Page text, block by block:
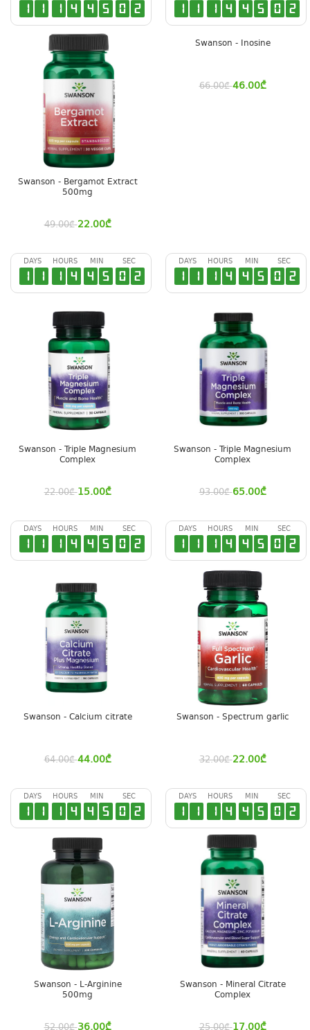
1 1 1 4 4 5 0 1
Swanson - Bergamot Extract
500mg
49.00₾ 22.00₾
1 1 1 4 4 5 0 1
Swanson - Inosine
66.00₾ 46.00₾
DAYS
1 1
HOURS
1 4
MIN
4 5
SEC
0 1
Swanson - Triple Magnesium
Complex
22.00₾ 15.00₾
DAYS
1 1
HOURS
1 4
MIN
4 5
SEC
0 1
Swanson - Triple Magnesium
Complex
93.00₾ 65.00₾
DAYS
1 1
HOURS
1 4
MIN
4 5
SEC
0 1
Swanson - Calcium citrate
64.00₾ 44.00₾
DAYS
1 1
HOURS
1 4
MIN
4 5
SEC
0 1
Swanson - Spectrum garlic
32.00₾ 22.00₾
DAYS
1 1
HOURS
1 4
MIN
4 5
SEC
0 1
Swanson - L-Arginine
500mg
DAYS
1 1
HOURS
1 4
MIN
4 5
SEC
0 1
Swanson - Mineral Citrate
Complex